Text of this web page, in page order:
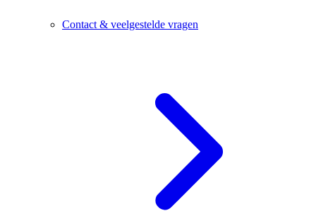
Contact & veelgestelde vragen